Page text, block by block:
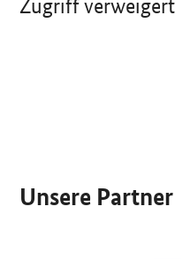
Zugriff verweigert
Unsere Partner